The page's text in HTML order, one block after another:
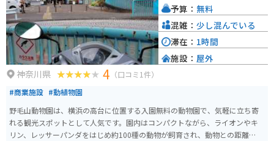
神奈川県 4 （口コミ1件）
#商業施設 #動植物園
野毛山動物園は、横浜の高台に位置する入園無料の動物園で、気軽に立ち寄
れる観光スポットとして人気です。園内はコンパクトながら、ライオンやキ
リン、レッサーパンダをはじめ約100種の動物が飼育され、動物との距離が近
予算： 無料
混雑： 少し混んでいる
滞在： 1時間
施設： 屋外